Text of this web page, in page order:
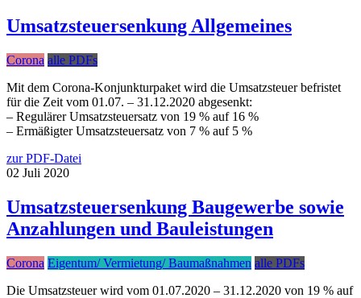
Umsatzsteuersenkung Allgemeines
Corona alle PDFs
Mit dem Corona-Konjunkturpaket wird die Umsatzsteuer befristet
für die Zeit vom 01.07. – 31.12.2020 abgesenkt:
– Regulärer Umsatzsteuersatz von 19 % auf 16 %
– Ermäßigter Umsatzsteuersatz von 7 % auf 5 %
zur PDF-Datei
02 Juli 2020
Umsatzsteuersenkung Baugewerbe sowie
Anzahlungen und Bauleistungen
Corona Eigentum/ Vermietung/ Baumaßnahmen alle PDFs
Die Umsatzsteuer wird vom 01.07.2020 – 31.12.2020 von 19 % auf